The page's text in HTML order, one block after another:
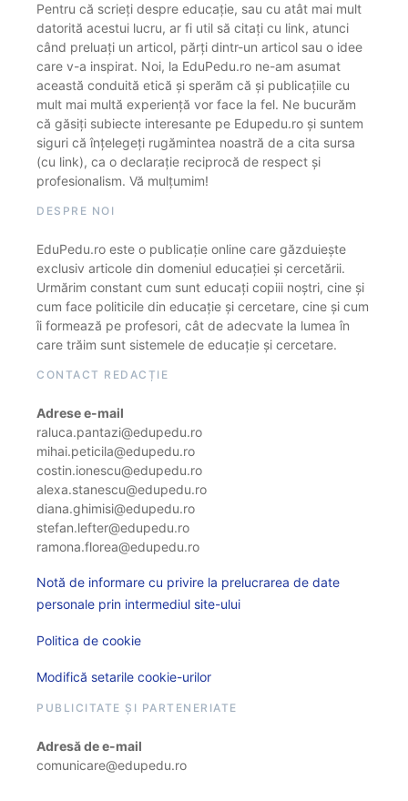
Pentru că scrieți despre educație, sau cu atât mai mult
datorită acestui lucru, ar fi util să citați cu link, atunci
când preluați un articol, părți dintr-un articol sau o idee
care v-a inspirat. Noi, la EduPedu.ro ne-am asumat
această conduită etică și sperăm că și publicațiile cu
mult mai multă experiență vor face la fel. Ne bucurăm
că găsiți subiecte interesante pe Edupedu.ro și suntem
siguri că înțelegeți rugămintea noastră de a cita sursa
(cu link), ca o declarație reciprocă de respect și
profesionalism. Vă mulțumim!
DESPRE NOI
EduPedu.ro este o publicație online care găzduiește
exclusiv articole din domeniul educației și cercetării.
Urmărim constant cum sunt educați copiii noștri, cine și
cum face politicile din educație și cercetare, cine și cum
îi formează pe profesori, cât de adecvate la lumea în
care trăim sunt sistemele de educație și cercetare.
CONTACT REDACȚIE
Adrese e-mail
raluca.pantazi@edupedu.ro
mihai.peticila@edupedu.ro
costin.ionescu@edupedu.ro
alexa.stanescu@edupedu.ro
diana.ghimisi@edupedu.ro
stefan.lefter@edupedu.ro
ramona.florea@edupedu.ro
Notă de informare cu privire la prelucrarea de date
personale prin intermediul site-ului
Politica de cookie
Modifică setarile cookie-urilor
PUBLICITATE ȘI PARTENERIATE
Adresă de e-mail
comunicare@edupedu.ro